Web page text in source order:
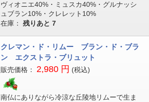
ヴィオニエ40%・ミュスカ40%・グルナッシ
ュブラン10%・クレレット10%
在庫： 残りあと 7
クレマン・ド・リムー ブラン・ド・ブラ
ン エクストラ・ブリュット
販売価格： 2,980 円 (税込)
南仏にありながら冷涼な丘陵地リムーで生ま